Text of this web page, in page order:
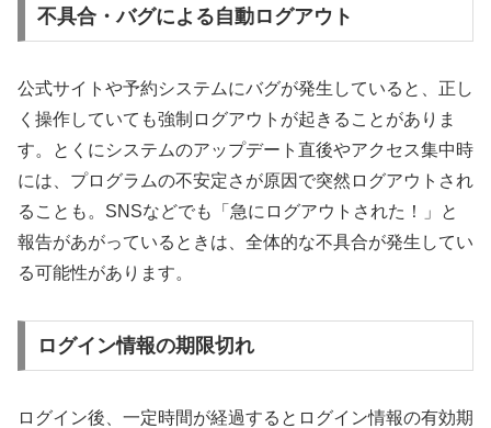
不具合・バグによる自動ログアウト
公式サイトや予約システムにバグが発生していると、正し
く操作していても強制ログアウトが起きることがありま
す。とくにシステムのアップデート直後やアクセス集中時
には、プログラムの不安定さが原因で突然ログアウトされ
ることも。SNSなどでも「急にログアウトされた！」と
報告があがっているときは、全体的な不具合が発生してい
る可能性があります。
ログイン情報の期限切れ
ログイン後、一定時間が経過するとログイン情報の有効期